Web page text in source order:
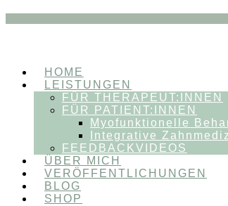
HOME
LEISTUNGEN
FÜR THERAPEUT:INNEN
FÜR PATIENT:INNEN
Myofunktionelle
Integrative
FEEDBACKVIDEOS
ÜBER MICH
VERÖFFENTLICHUNGEN
BLOG
SHOP